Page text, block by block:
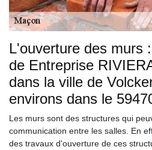
L'ouverture des murs
de Entreprise
dans la ville de
environs dans le
Les murs sont des structures qui
communication entre les salles. En
des travaux d'ouverture de ces